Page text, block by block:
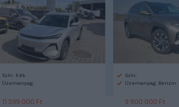
Szín: Kék
Üzemanyag:
11 599 000 Ft
Szín:
Üzemanyag: Benzin
9 900 000 Ft